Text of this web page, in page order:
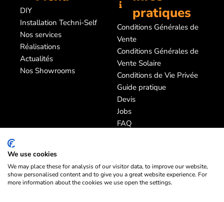
DIY
Installation Techni-Self
Nos services
Réalisations
Actualités
Nos Showrooms
pratiques
Conditions Générales de
Vente
Conditions Générales de
Vente Solaire
Conditions de Vie Privée
Guide pratique
Devis
Jobs
FAQ
We use cookies
We may place these for analysis of our visitor data, to improve our website,
show personalised content and to give you a great website experience. For
more information about the cookies we use open the settings.